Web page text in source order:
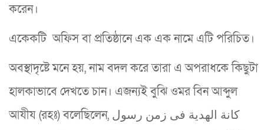
করেন।
একেকটি অফিস বা প্রতিষ্ঠানে এক এক নামে এটি পরিচিত।
অবস্থাদৃষ্টে মনে হয়, নাম বদল করে তারা এ অপরাধকে কিছুটা
হালকাভাবে দেখতে চান। এজন্যই বুঝি ওমর বিন আব্দুল
আযীয (রহঃ) বলেছিলেন, كانة الهدية فى زمن رسول